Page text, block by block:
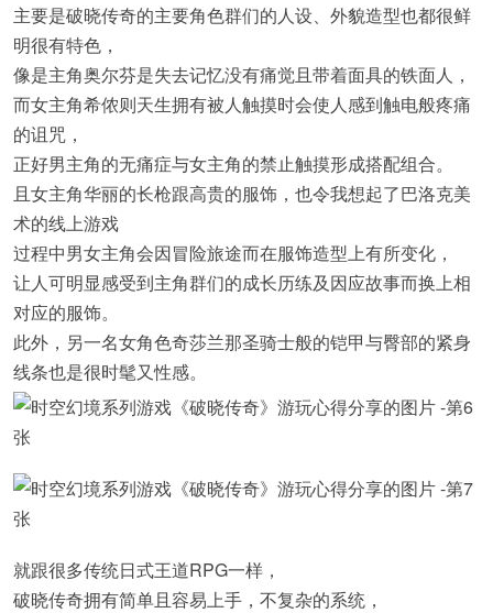
主要是破晓传奇的主要角色群们的人设、外貌造型也都很鲜
明很有特色，
像是主角奥尔芬是失去记忆没有痛觉且带着面具的铁面人，
而女主角希侬则天生拥有被人触摸时会使人感到触电般疼痛
的诅咒，
正好男主角的无痛症与女主角的禁止触摸形成搭配组合。
且女主角华丽的长枪跟高贵的服饰，也令我想起了巴洛克美
术的线上游戏
过程中男女主角会因冒险旅途而在服饰造型上有所变化，
让人可明显感受到主角群们的成长历练及因应故事而换上相
对应的服饰。
此外，另一名女角色奇莎兰那圣骑士般的铠甲与臀部的紧身
线条也是很时髦又性感。
就跟很多传统日式王道RPG一样，
破晓传奇拥有简单且容易上手，不复杂的系统，